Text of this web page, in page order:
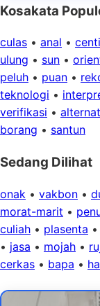
Kosakata
culas • anal •
ulung • sun •
peluh • puan •
teknologi •
verifikasi •
borang • santun
Sedang Dilihat
onak • vakbon •
morat-marit •
culiah • plasenta •
• jasa • mojah •
cerkas • bapa •